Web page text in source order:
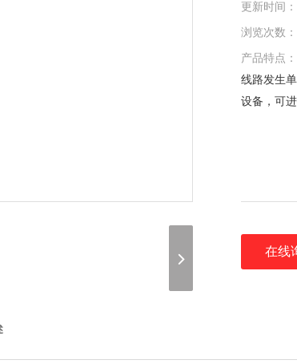
更新时间：
浏览次数：
产品特点：
线路发生
设备，可
在线